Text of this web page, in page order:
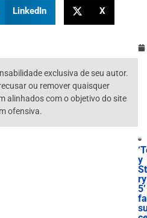
LinkedIn X
exclusiva de seu autor.
ou remover quaisquer
alinhados com o objetivo do site
ofensiva.
y
ry
5’